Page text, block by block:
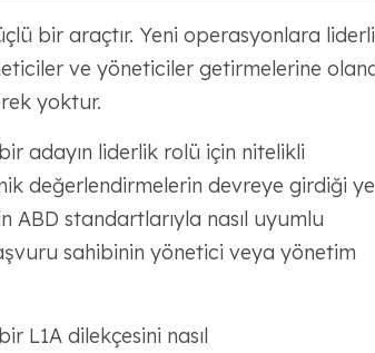
bir araçtır. Yeni operasyonlara
ve yöneticiler getirmelerine
yoktur.
adayın liderlik rolü için nitelikli
değerlendirmelerin devreye girdiği
ABD standartlarıyla nasıl uyumlu
sahibinin yönetici veya yönetim
L1A dilekçesini nasıl